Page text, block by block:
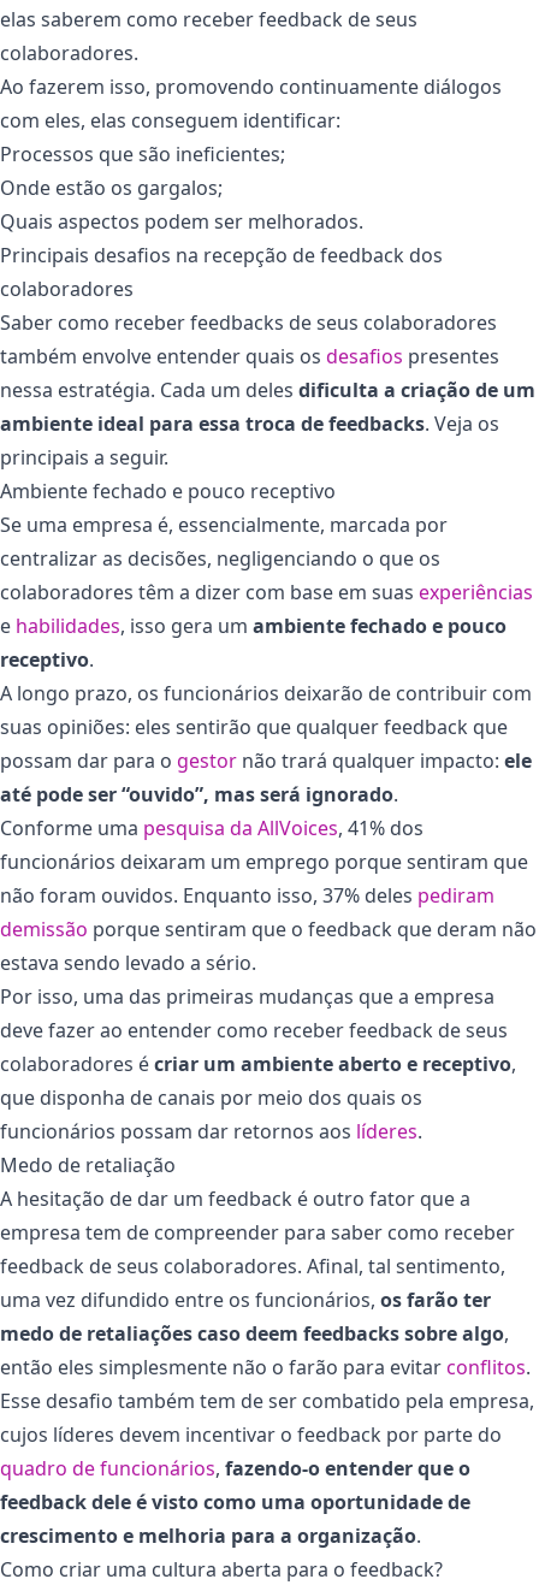
elas saberem como receber feedback de seus
colaboradores.
Ao fazerem isso, promovendo continuamente diálogos
com eles, elas conseguem identificar:
Processos que são ineficientes;
Onde estão os gargalos;
Quais aspectos podem ser melhorados.
Principais desafios na recepção de feedback dos
colaboradores
Saber como receber feedbacks de seus colaboradores
também envolve entender quais os desafios presentes
nessa estratégia. Cada um deles dificulta a criação de um
ambiente ideal para essa troca de feedbacks. Veja os
principais a seguir.
Ambiente fechado e pouco receptivo
Se uma empresa é, essencialmente, marcada por
centralizar as decisões, negligenciando o que os
colaboradores têm a dizer com base em suas experiências
e habilidades, isso gera um ambiente fechado e pouco
receptivo.
A longo prazo, os funcionários deixarão de contribuir com
suas opiniões: eles sentirão que qualquer feedback que
possam dar para o gestor não trará qualquer impacto: ele
até pode ser “ouvido”, mas será ignorado.
Conforme uma pesquisa da AllVoices, 41% dos
funcionários deixaram um emprego porque sentiram que
não foram ouvidos. Enquanto isso, 37% deles pediram
demissão porque sentiram que o feedback que deram não
estava sendo levado a sério.
Por isso, uma das primeiras mudanças que a empresa
deve fazer ao entender como receber feedback de seus
colaboradores écriar um ambiente aberto e receptivo,
que disponha de canais por meio dos quais os
funcionários possam dar retornos aos líderes.
Medo de retaliação
A hesitação de dar um feedback é outro fator que a
empresa tem de compreender para saber como receber
feedback de seus colaboradores. Afinal, tal sentimento,
uma vez difundido entre os funcionários, os farão ter
medo de retaliações caso deem feedbacks sobre algo,
então eles simplesmente não o farão para evitarconflitos.
Esse desafio também tem de ser combatido pela empresa,
cujos líderes devem incentivar o feedback por parte do
quadro de funcionários, fazendo-o entender que o
feedback dele é visto como uma oportunidade de
crescimento e melhoria para a organização.
Como criar uma cultura aberta para o feedback?